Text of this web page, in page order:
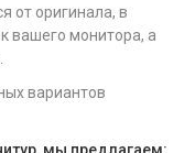
от оригинала, в
вашего монитора, а
вариантов